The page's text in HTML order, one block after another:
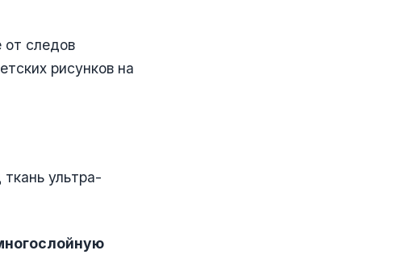
от следов
рисунков на
ультра-